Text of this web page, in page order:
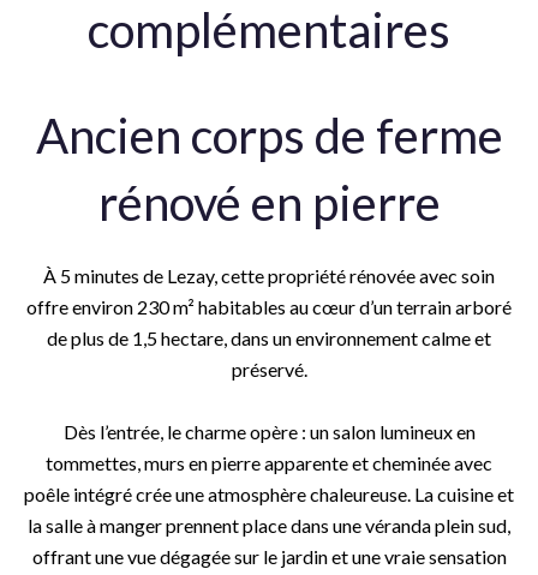
complémentaires
Ancien corps de ferme
rénové en pierre
À 5 minutes de Lezay, cette propriété rénovée avec soin
offre environ 230 m² habitables au cœur d’un terrain arboré
de plus de 1,5 hectare, dans un environnement calme et
préservé.
Dès l’entrée, le charme opère : un salon lumineux en
tommettes, murs en pierre apparente et cheminée avec
poêle intégré crée une atmosphère chaleureuse. La cuisine et
la salle à manger prennent place dans une véranda plein sud,
offrant une vue dégagée sur le jardin et une vraie sensation